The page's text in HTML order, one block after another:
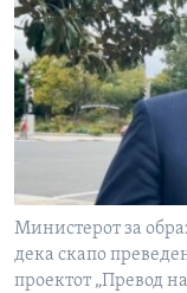
ИНТЕРВЈУА
Јазици
Министерот за
дека скапо
проектот „Превод